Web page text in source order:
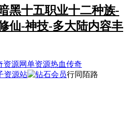
黑十五职业十二种族-
仙-神技-多大陆内容丰
资源网单资源热血传奇
行同陌路